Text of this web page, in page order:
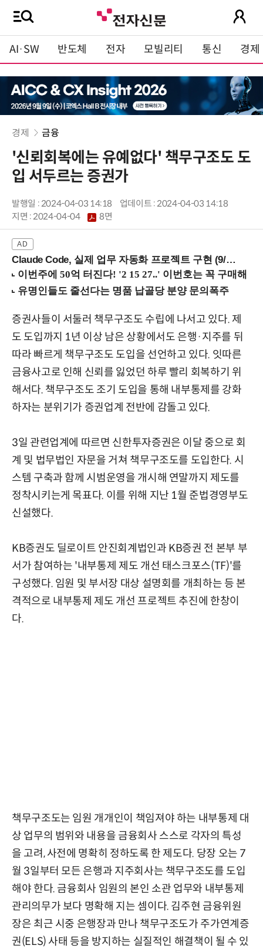
AI·SW 반도체 전자 모빌리티 통신 경제
경제 금융
'신뢰회복에는 유예없다' 책무구조도 도
입 서두르는 증권가
발행일 : 2024-04-03 14:18
업데이트 : 2024-04-03 14:18
지면 :2024-04-04 8면
Claude Code, 실제 업무 자동화 프로젝트 구현 (9/16 ~17 강남역)
증권사들이 서둘러 책무구조도 수립에 나서고 있다. 제
도 도입까지 1년 이상 남은 상황에서도 은행·지주를 뒤
따라 빠르게 책무구조도 도입을 선언하고 있다. 잇따른
금융사고로 인해 신뢰를 잃었던 하루 빨리 회복하기 위
해서다. 책무구조도 조기 도입을 통해 내부통제를 강화
하자는 분위기가 증권업계 전반에 감돌고 있다.
3일 관련업계에 따르면 신한투자증권은 이달 중으로 회
계 및 법무법인 자문을 거쳐 책무구조도를 도입한다. 시
스템 구축과 함께 시범운영을 개시해 연말까지 제도를
정착시키는게 목표다. 이를 위해 지난 1월 준법경영부도
신설했다.
KB증권도 딜로이트 안진회계법인과 KB증권 전 본부 부
서가 참여하는 '내부통제 제도 개선 태스크포스(TF)'를
구성했다. 임원 및 부서장 대상 설명회를 개최하는 등 본
격적으로 내부통제 제도 개선 프로젝트 추진에 한창이
다.
책무구조도는 임원 개개인이 책임져야 하는 내부통제 대
상 업무의 범위와 내용을 금융회사 스스로 각자의 특성
을 고려, 사전에 명확히 정하도록 한 제도다. 당장 오는 7
월 3일부터 모든 은행과 지주회사는 책무구조도를 도입
해야 한다. 금융회사 임원의 본인 소관 업무와 내부통제
관리의무가 보다 명확해 지는 셈이다. 김주현 금융위원
장은 최근 시중 은행장과 만나 책무구조도가 주가연계증
권(ELS) 사태 등을 방지하는 실질적인 해결책이 될 수 있